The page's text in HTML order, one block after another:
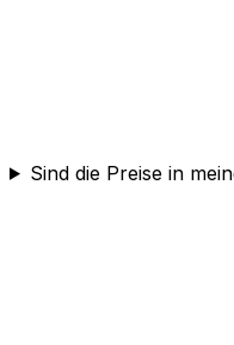
Sind die Preise in